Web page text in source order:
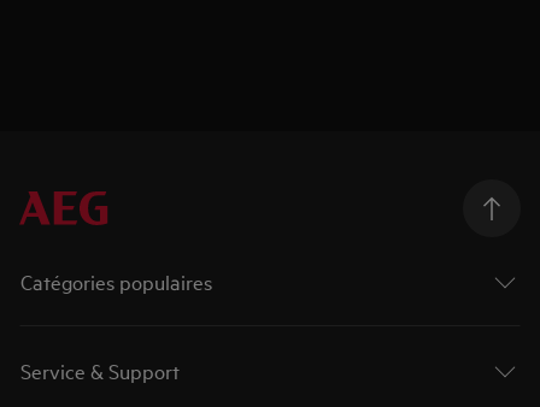
Catégories populaires
Service & Support